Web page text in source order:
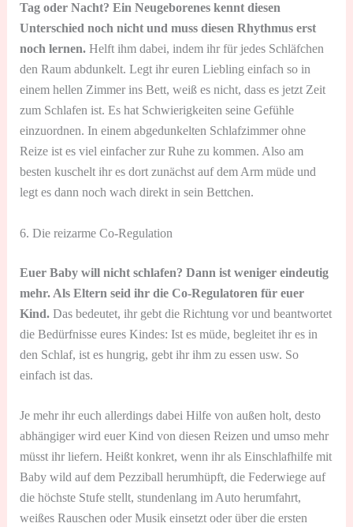
Tag oder Nacht? Ein Neugeborenes kennt diesen
Unterschied noch nicht und muss diesen Rhythmus erst
noch lernen.Helft ihm dabei, indem ihr für jedes Schläfchen
den Raum abdunkelt. Legt ihr euren Liebling einfach so in
einem hellen Zimmer ins Bett, weiß es nicht, dass es jetzt Zeit
zum Schlafen ist. Es hat Schwierigkeiten seine Gefühle
einzuordnen. In einem abgedunkelten Schlafzimmer ohne
Reize ist es viel einfacher zur Ruhe zu kommen. Also am
besten kuschelt ihr es dort zunächst auf dem Arm müde und
legt es dann noch wach direkt in sein Bettchen.
6. Die reizarme Co-Regulation
Euer Baby will nicht schlafen? Dann ist weniger eindeutig
mehr. Als Eltern seid ihr die Co-Regulatoren für euer
Kind.Das bedeutet, ihr gebt die Richtung vor und beantwortet
die Bedürfnisse eures Kindes: Ist es müde, begleitet ihr es in
den Schlaf, ist es hungrig, gebt ihr ihm zu essen usw. So
einfach ist das.
Je mehr ihr euch allerdings dabei Hilfe von außen holt, desto
abhängiger wird euer Kind von diesen Reizen und umso mehr
müsst ihr liefern. Heißt konkret, wenn ihr als Einschlafhilfe mit
Baby wild auf dem Pezziball herumhüpft, die Federwiege auf
die höchste Stufe stellt, stundenlang im Auto herumfahrt,
weißes Rauschen oder Musik einsetzt oder über die ersten